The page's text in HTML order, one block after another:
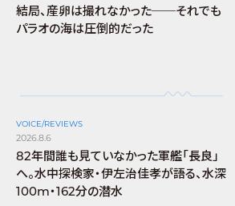
結局、産卵は撮れなかった──それでも
パラオの海は圧倒的だった
VOICE/REVIEWS
2026.8.6
82年間誰も見ていなかった軍艦「長良」
へ。水中探検家・伊左治佳孝が語る、水深
100m・162分の潜水